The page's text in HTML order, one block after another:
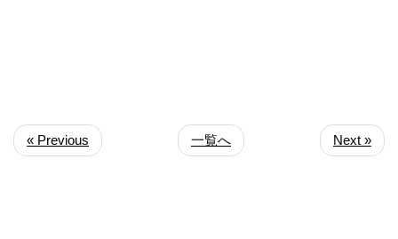
« Previous 一覧へ Next »